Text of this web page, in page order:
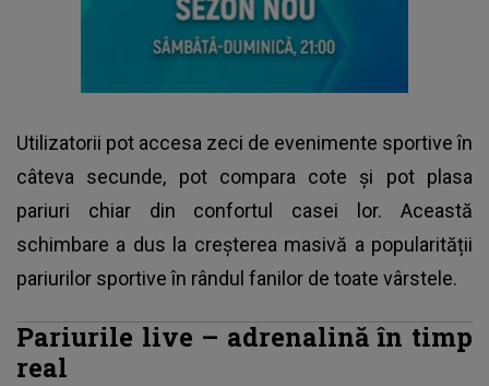
Utilizatorii pot accesa zeci de evenimente sportive în
câteva secunde, pot compara cote și pot plasa
pariuri chiar din confortul casei lor. Această
schimbare a dus la creșterea masivă a popularității
pariurilor sportive în rândul fanilor de toate vârstele.
Pariurile live – adrenalină în timp
real